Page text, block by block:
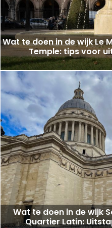
Wat te doen in de wijk Le
Temple: tips voor
Wat te doen in de wijk
Quartier Latin: